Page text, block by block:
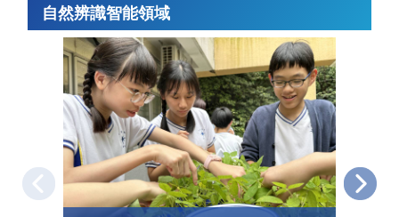
自然辨識智能領域